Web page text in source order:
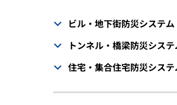
ビル・地下街防災システム
トンネル・橋梁防災システ
住宅・集合住宅防災システ